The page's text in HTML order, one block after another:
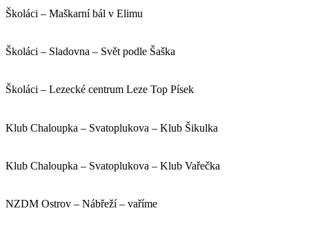
Školáci – Maškarní bál v Elimu
Školáci – Sladovna – Svět podle Šaška
Školáci – Lezecké centrum Leze Top Písek
Klub Chaloupka – Svatoplukova – Klub Šikulka
Klub Chaloupka – Svatoplukova – Klub Vařečka
NZDM Ostrov – Nábřeží – vaříme